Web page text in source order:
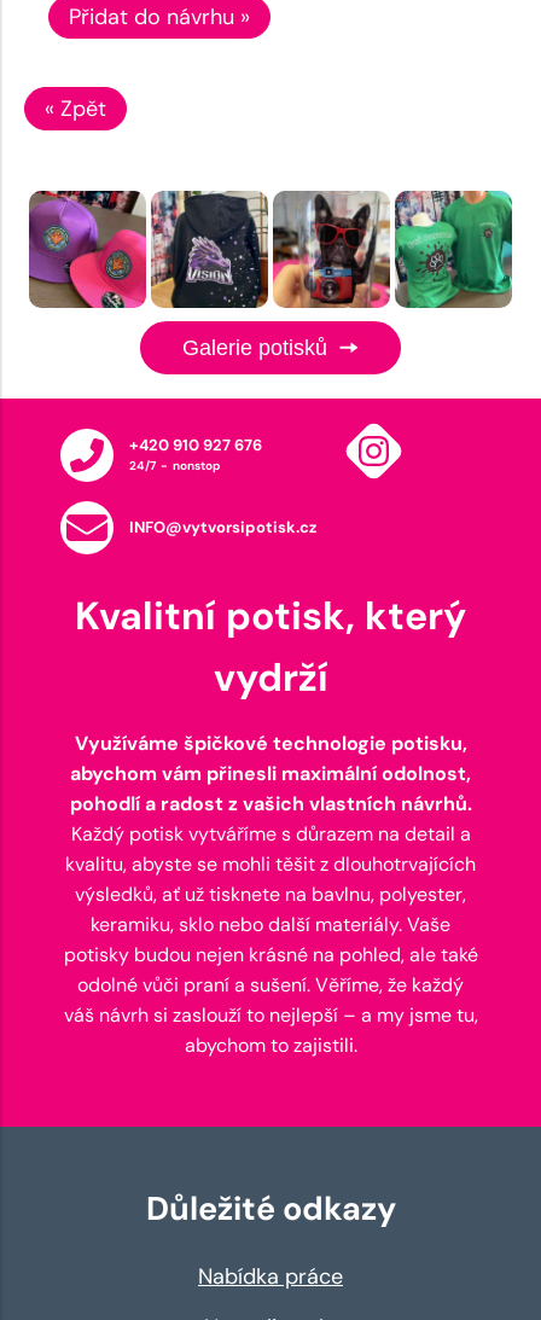
Přidat do návrhu »
« Zpět
Galerie potisků
+420 910 927 676
24/7 - nonstop
INFO@vytvorsipotisk.cz
Kvalitní potisk, který
vydrží
Využíváme špičkové technologie potisku,
abychom vám přinesli maximální odolnost,
pohodlí a radost z vašich vlastních návrhů.
Každý potisk vytváříme s důrazem na detail a
kvalitu, abyste se mohli těšit z dlouhotrvajících
výsledků, ať už tisknete na bavlnu, polyester,
keramiku, sklo nebo další materiály. Vaše
potisky budou nejen krásné na pohled, ale také
odolné vůči praní a sušení. Věříme, že každý
váš návrh si zaslouží to nejlepší – a my jsme tu,
abychom to zajistili.
Důležité odkazy
Nabídka práce